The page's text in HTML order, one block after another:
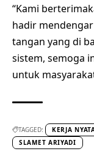
“Kami
hadir
tangan yang di
sistem, semoga
untuk
TAGGED: KERJA
SLAMET ARIYADI